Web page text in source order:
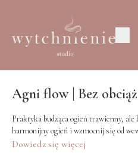
Agni flow | Bez
Praktyka budząca ogień trawienny, ale
harmonijny ogień i wzmocnij się od
Dowiedz się więcej